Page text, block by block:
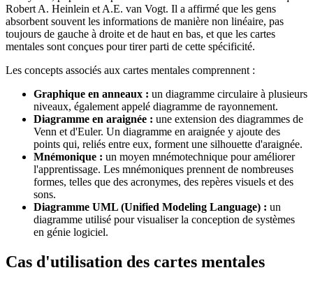
Robert A. Heinlein et A.E. van Vogt. Il a affirmé que les gens
absorbent souvent les informations de manière non linéaire, pas
toujours de gauche à droite et de haut en bas, et que les cartes
mentales sont conçues pour tirer parti de cette spécificité.
Les concepts associés aux cartes mentales comprennent :
Graphique en anneaux : un diagramme circulaire à plusieurs
niveaux, également appelé diagramme de rayonnement.
Diagramme en araignée : une extension des diagrammes de
Venn et d'Euler. Un diagramme en araignée y ajoute des
points qui, reliés entre eux, forment une silhouette d'araignée.
Mnémonique : un moyen mnémotechnique pour améliorer
l'apprentissage. Les mnémoniques prennent de nombreuses
formes, telles que des acronymes, des repères visuels et des
sons.
Diagramme UML (Unified Modeling Language) : un
diagramme utilisé pour visualiser la conception de systèmes
en génie logiciel.
Cas d'utilisation des cartes mentales